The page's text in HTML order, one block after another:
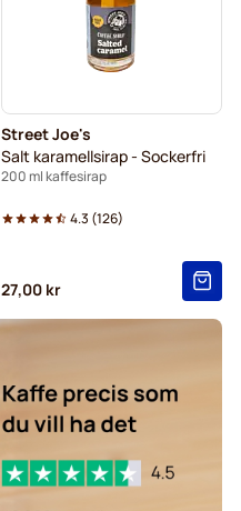
Street Joe's
Salt karamellsirap - Sockerfri
200 ml kaffesirap
4.3 (126)
27,00 kr